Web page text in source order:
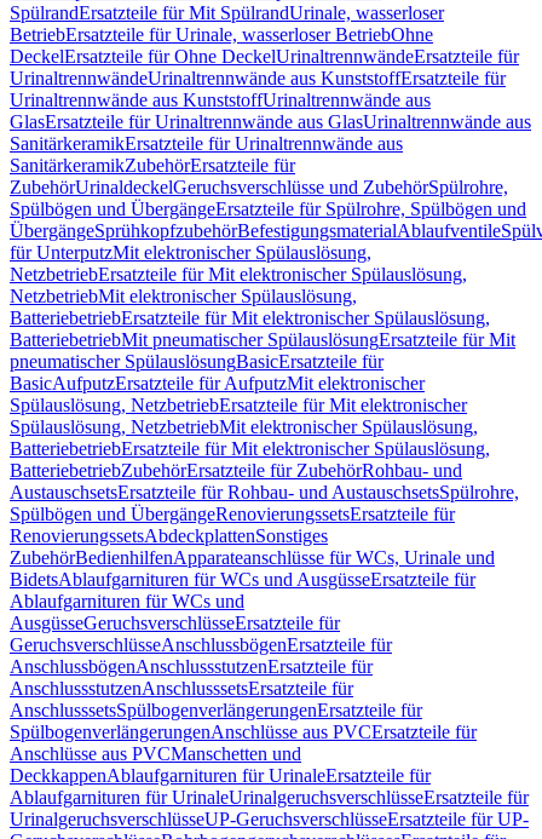
SpülrandErsatzteile für Mit SpülrandUrinale, wasserloser
BetriebErsatzteile für Urinale, wasserloser BetriebOhne
DeckelErsatzteile für Ohne DeckelUrinaltrennwändeErsatzteile für
UrinaltrennwändeUrinaltrennwände aus KunststoffErsatzteile für
Urinaltrennwände aus KunststoffUrinaltrennwände aus
GlasErsatzteile für Urinaltrennwände aus GlasUrinaltrennwände aus
SanitärkeramikErsatzteile für Urinaltrennwände aus
SanitärkeramikZubehörErsatzteile für
ZubehörUrinaldeckelGeruchsverschlüsse und ZubehörSpülrohre,
Spülbögen und ÜbergängeErsatzteile für Spülrohre, Spülbögen und
ÜbergängeSprühkopfzubehörBefestigungsmaterialAblaufventile
für UnterputzMit elektronischer Spülauslösung,
NetzbetriebErsatzteile für Mit elektronischer Spülauslösung,
NetzbetriebMit elektronischer Spülauslösung,
BatteriebetriebErsatzteile für Mit elektronischer Spülauslösung,
BatteriebetriebMit pneumatischer SpülauslösungErsatzteile für Mit
pneumatischer SpülauslösungBasicErsatzteile für
BasicAufputzErsatzteile für AufputzMit elektronischer
Spülauslösung, NetzbetriebErsatzteile für Mit elektronischer
Spülauslösung, NetzbetriebMit elektronischer Spülauslösung,
BatteriebetriebErsatzteile für Mit elektronischer Spülauslösung,
BatteriebetriebZubehörErsatzteile für ZubehörRohbau- und
AustauschsetsErsatzteile für Rohbau- und AustauschsetsSpülrohre,
Spülbögen und ÜbergängeRenovierungssetsErsatzteile für
RenovierungssetsAbdeckplattenSonstiges
ZubehörBedienhilfenApparateanschlüsse für WCs, Urinale und
BidetsAblaufgarnituren für WCs und AusgüsseErsatzteile für
Ablaufgarnituren für WCs und
AusgüsseGeruchsverschlüsseErsatzteile für
GeruchsverschlüsseAnschlussbögenErsatzteile für
AnschlussbögenAnschlussstutzenErsatzteile für
AnschlussstutzenAnschlusssetsErsatzteile für
AnschlusssetsSpülbogenverlängerungenErsatzteile für
SpülbogenverlängerungenAnschlüsse aus PVCErsatzteile für
Anschlüsse aus PVCManschetten und
DeckkappenAblaufgarnituren für UrinaleErsatzteile für
Ablaufgarnituren für UrinaleUrinalgeruchsverschlüsseErsatzteile für
UrinalgeruchsverschlüsseUP-GeruchsverschlüsseErsatzteile für UP-